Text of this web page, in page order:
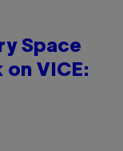
Space
VICE: